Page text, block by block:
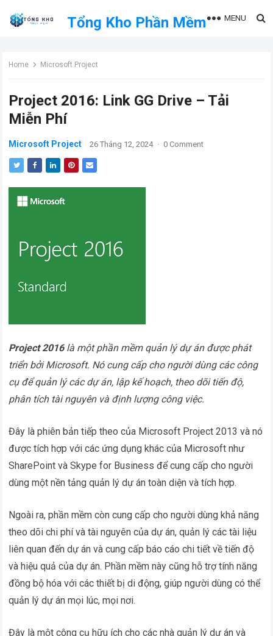
Tổng Kho Phần Mềm MENU
Home Microsoft Project
Project 2016: Link GG Drive – Tải
Miễn Phí
Microsoft Project 26 Tháng 12, 2024 · 0 Comment
Project 2016là một phần mềm quản lý dự án được phát
triển bởi Microsoft. Nó cung cấp cho người dùng các công
cụ để quản lý các dự án, lập kế hoạch, theo dõi tiến độ,
phân tích tài nguyên và định lượng công việc.
Đây là phiên bản tiếp theo của Microsoft Project 2013 và nó
được tích hợp với các ứng dụng khác của Microsoft như
SharePoint và Skype for Business để cung cấp cho người
dùng một nền tảng quản lý dự án toàn diện và tích hợp.
Ngoài ra, phần mềm còn cung cấp cho người dùng khả năng
theo dõi chi phí và tài nguyên của dự án, quản lý các tài liệu
liên quan đến dự án và cung cấp báo cáo chi tiết về tiến độ
và hiệu quả của dự án. Phần mềm này cũng hỗ trợ tính năng
đồng bộ hóa với các thiết bị di động, giúp người dùng có thể
quản lý dự án mọi lúc, mọi nơi.
Đây là một công cụ hữu ích cho các nhà quản lý dự án và